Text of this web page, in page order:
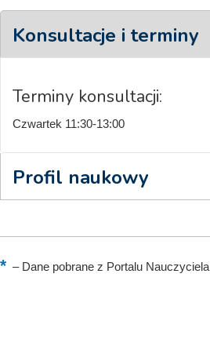
Konsultacje i terminy
Terminy konsultacji:
Czwartek 11:30-13:00
Profil naukowy
–Dane pobrane z Portalu Nauczyciela